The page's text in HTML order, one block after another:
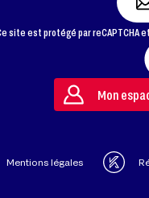
site est protégé par reCAPTCHA et
Mon
Mentions légales